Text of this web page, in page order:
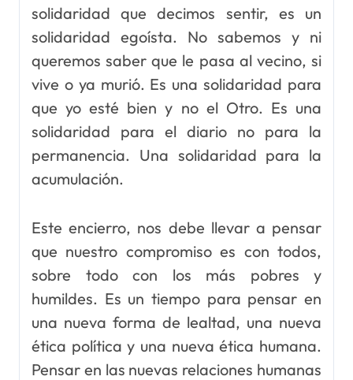
solidaridad que decimos sentir, es un
solidaridad egoísta. No sabemos y ni
queremos saber que le pasa al vecino, si
vive o ya murió. Es una solidaridad para
que yo esté bien y no el Otro. Es una
solidaridad para el diario no para la
permanencia. Una solidaridad para la
acumulación.
Este encierro, nos debe llevar a pensar
que nuestro compromiso es con todos,
sobre todo con los más pobres y
humildes. Es un tiempo para pensar en
una nueva forma de lealtad, una nueva
ética política y una nueva ética humana.
Pensar en las nuevas relaciones humanas